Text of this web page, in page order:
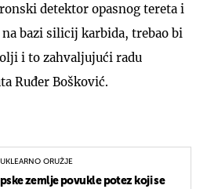
detektor opasnog tereta i
bazi silicij karbida, trebao bi
i to zahvaljujući radu
Ruđer Bošković.
ORUŽJE
zemlje povukle potez koji se